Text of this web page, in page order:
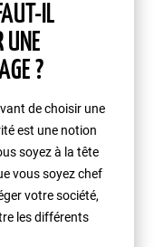
IL
UNE
?
de choisir une
est une notion
soyez à la tête
vous soyez chef
votre société,
les différents